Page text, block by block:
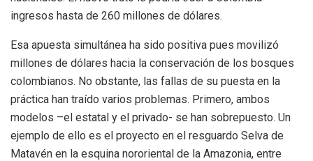
ingresos hasta de 260 millones de dólares.
Esa apuesta simultánea ha sido positiva pues movilizó
millones de dólares hacia la conservación de los bosques
colombianos. No obstante, las fallas de su puesta en la
práctica han traído varios problemas. Primero, ambos
modelos –el estatal y el privado- se han sobrepuesto. Un
ejemplo de ello es el proyecto en el resguardo Selva de
Matavén en la esquina nororiental de la Amazonia, entre